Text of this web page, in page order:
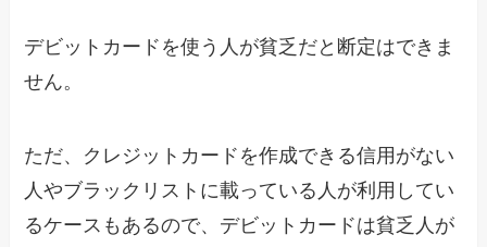
デビットカードを使う人が貧乏だと断定はできま
せん。
ただ、クレジットカードを作成できる信用がない
人やブラックリストに載っている人が利用してい
るケースもあるので、デビットカードは貧乏人が